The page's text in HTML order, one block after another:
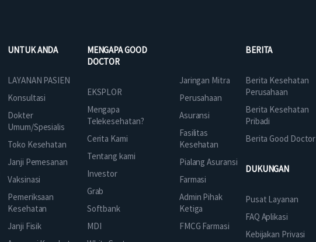
UNTUK ANDA
LAYANAN PASIEN
Konsultasi
Dokter
Umum/Spesialis
Toko Kesehatan
Janji Pemesanan
Vaksinasi
Pemeriksaan
Kesehatan
Janji Fisik
MENGAPA GOOD
DOCTOR
EKSPLOR
Mengapa
Telekesehatan?
Cerita Kami
Tentang kami
Investor
Grab
Softbank
MDI
Jaringan Mitra
Perusahaan
Asuransi
Fasilitas
Kesehatan
Pialang Asuransi
Farmasi
Admin Pihak
Ketiga
FMCG Farmasi
BERITA
Berita Kesehatan
Perusahaan
Berita Kesehatan
Pribadi
Berita Good Doctor
DUKUNGAN
Pusat Layanan
FAQ Aplikasi
Kebijakan Privasi